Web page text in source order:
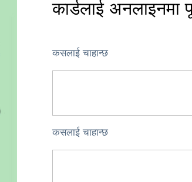
कार्डलाई अनलाइनमा
कसलाई चाहान्छ
कसलाई चाहान्छ